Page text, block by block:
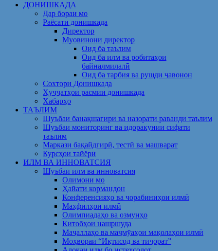
ДОНИШКАДА
Дар бораи мо
Раёсати донишкада
Директор
Муовинони директор
Оид ба таълим
Оид ба илм ва робитаҳои
байналмилалӣ
Оид ба тарбия ва рушди ҷавонон
Сохтори Донишкада
Ҳуҷҷатҳои расмии донишкада
Хабарҳо
ТАЪЛИМ
Шуъбаи банақшагирӣ ва назорати раванди таълим
Шуъбаи мониторинг ва идоракунии сифати
таълим
Маркази бақайдгирӣ, тестӣ ва машварат
Курсҳои тайёрӣ
ИЛМ ВА ИННОВАТСИЯ
Шуъбаи илм ва инноватсия
Олимони мо
Ҳайати кормандон
Конференсияҳо ва чорабиниҳои илмӣ
Маҳфилҳои илмӣ
Олимпиадаҳо ва озмунҳо
Китобҳои нашршуда
Маҷаллаҳо ва маҷмӯаҳои мақолаҳои илмӣ
Моҳвораи “Иқтисод ва тиҷорат”